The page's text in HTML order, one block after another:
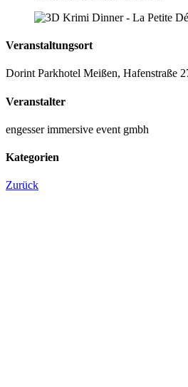
Veranstaltungsort
Dorint Parkhotel Meißen, Hafenstraße
Veranstalter
engesser immersive event gmbh
Kategorien
Zurück